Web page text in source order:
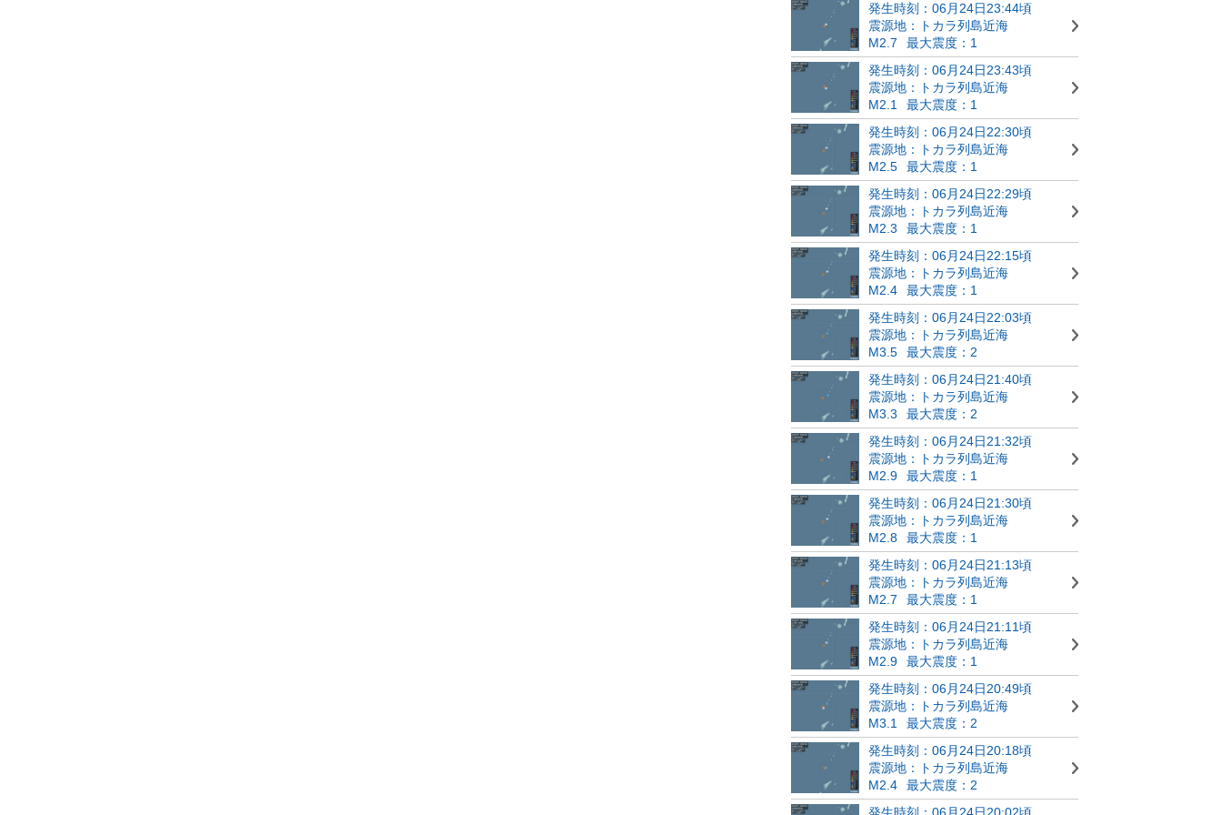
発生時刻：06月24日23:44頃
震源地：トカラ列島近海
M2.7
最大震度：1
発生時刻：06月24日23:43頃
震源地：トカラ列島近海
M2.1
最大震度：1
発生時刻：06月24日22:30頃
震源地：トカラ列島近海
M2.5
最大震度：1
発生時刻：06月24日22:29頃
震源地：トカラ列島近海
M2.3
最大震度：1
発生時刻：06月24日22:15頃
震源地：トカラ列島近海
M2.4
最大震度：1
発生時刻：06月24日22:03頃
震源地：トカラ列島近海
M3.5
最大震度：2
発生時刻：06月24日21:40頃
震源地：トカラ列島近海
M3.3
最大震度：2
発生時刻：06月24日21:32頃
震源地：トカラ列島近海
M2.9
最大震度：1
発生時刻：06月24日21:30頃
震源地：トカラ列島近海
M2.8
最大震度：1
発生時刻：06月24日21:13頃
震源地：トカラ列島近海
M2.7
最大震度：1
発生時刻：06月24日21:11頃
震源地：トカラ列島近海
M2.9
最大震度：1
発生時刻：06月24日20:49頃
震源地：トカラ列島近海
M3.1
最大震度：2
発生時刻：06月24日20:18頃
震源地：トカラ列島近海
M2.4
最大震度：2
発生時刻：06月24日20:02頃